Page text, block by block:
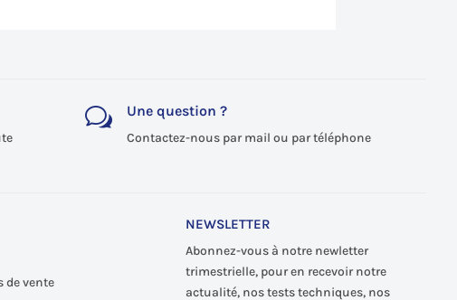
w Une question ?
Contactez-nous par mail ou par téléphone
de vente
NEWSLETTER
Abonnez-vous à notre newletter
trimestrielle, pour en recevoir notre
actualité, nos tests techniques, nos